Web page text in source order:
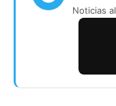
Noticias